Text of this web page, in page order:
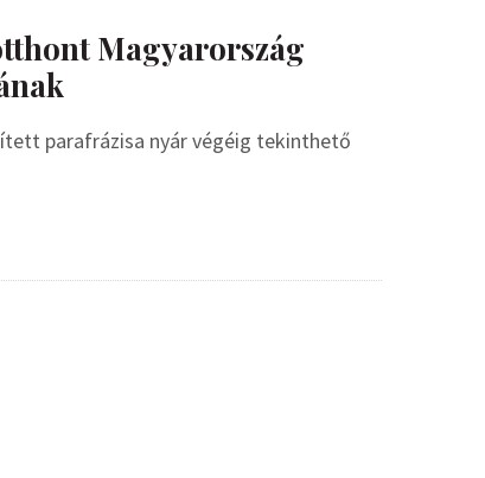
Magyarország
parafrázisa nyár végéig tekinthető